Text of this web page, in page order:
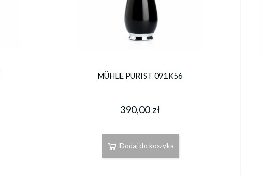
MÜHLE PURIST 091K56
390,00 zł
Dodaj do koszyka